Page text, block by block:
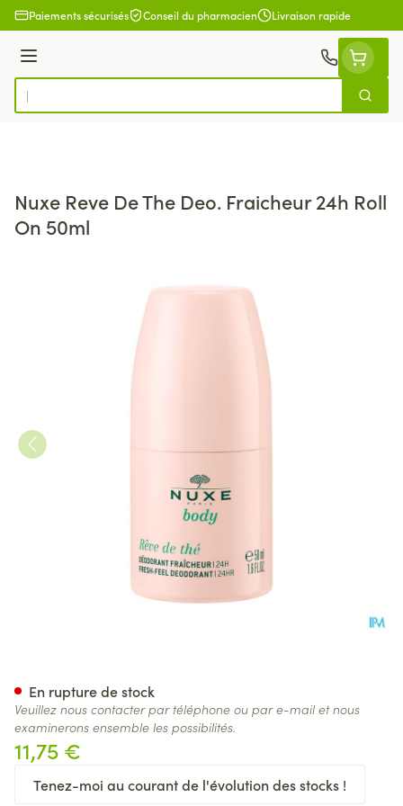
Aller au contenu
Paiements sécurisés Conseil du pharmacien Livraison rapide
Menu
Rechercher
Nuxe Reve De The Deo. Fraicheur 24h Roll
On 50ml
11,75 €
Tenez-moi au courant de l'évolution des stocks !
En rupture de stock
Veuillez nous contacter par téléphone ou par e-mail et nous
examinerons ensemble les possibilités.